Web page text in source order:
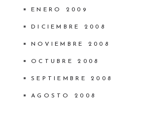
ENERO 2009
DICIEMBRE 2008
NOVIEMBRE 2008
OCTUBRE 2008
SEPTIEMBRE 2008
AGOSTO 2008